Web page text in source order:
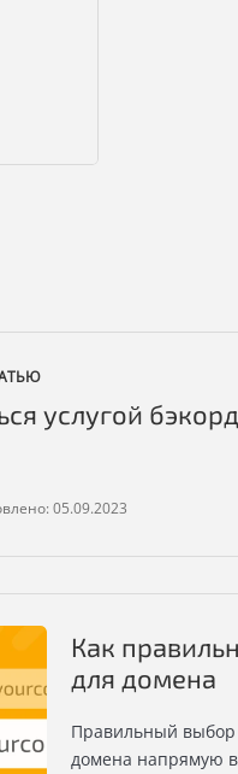
услугой
05.09.2023
Как
для домена
Правильный выбор
домена напрямую